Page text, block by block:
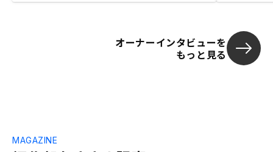
オーナーインタビューを
もっと見る
MAGAZINE